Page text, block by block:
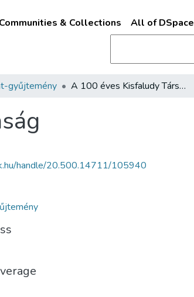
Communities & Collections All of DSpace
gyűjtemény A 100 éves Kisfaludy Társaság
handle/20.500.14711/105940